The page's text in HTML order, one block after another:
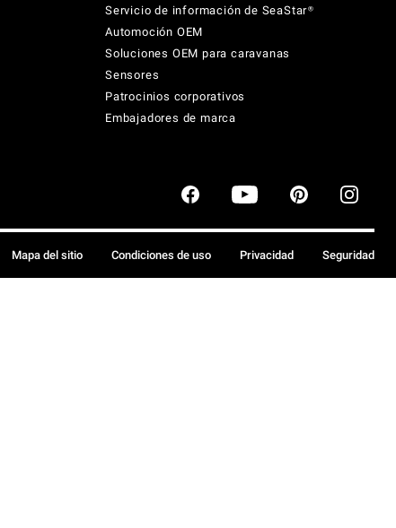
Servicio de información de SeaStar®
Automoción OEM
Soluciones OEM para caravanas
Sensores
Patrocinios corporativos
Embajadores de marca
Mapa del sitio Condiciones de uso Privacidad Seguridad